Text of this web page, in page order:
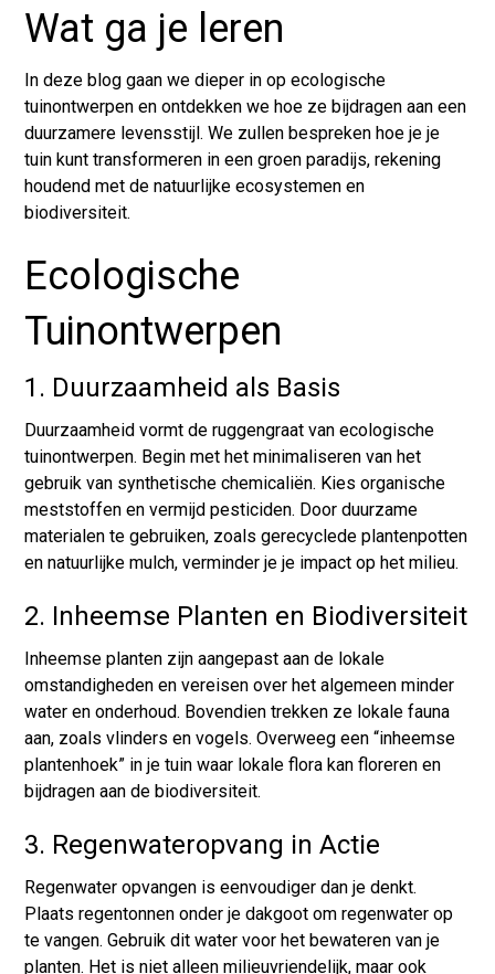
Wat ga je leren
In deze blog gaan we dieper in op ecologische
tuinontwerpen en ontdekken we hoe ze bijdragen aan een
duurzamere levensstijl. We zullen bespreken hoe je je
tuin kunt transformeren in een groen paradijs, rekening
houdend met de natuurlijke ecosystemen en
biodiversiteit.
Ecologische
Tuinontwerpen
1. Duurzaamheid als Basis
Duurzaamheid vormt de ruggengraat van ecologische
tuinontwerpen. Begin met het minimaliseren van het
gebruik van synthetische chemicaliën. Kies organische
meststoffen en vermijd pesticiden. Door duurzame
materialen te gebruiken, zoals gerecyclede plantenpotten
en natuurlijke mulch, verminder je je impact op het milieu.
2. Inheemse Planten en Biodiversiteit
Inheemse planten zijn aangepast aan de lokale
omstandigheden en vereisen over het algemeen minder
water en onderhoud. Bovendien trekken ze lokale fauna
aan, zoals vlinders en vogels. Overweeg een “inheemse
plantenhoek” in je tuin waar lokale flora kan floreren en
bijdragen aan de biodiversiteit.
3. Regenwateropvang in Actie
Regenwater opvangen is eenvoudiger dan je denkt.
Plaats regentonnen onder je dakgoot om regenwater op
te vangen. Gebruik dit water voor het bewateren van je
planten. Het is niet alleen milieuvriendelijk, maar ook